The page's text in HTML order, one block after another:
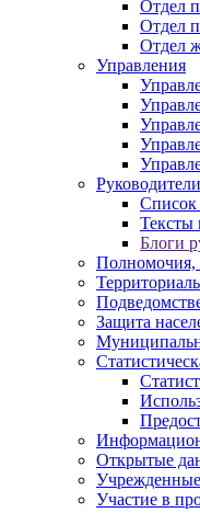
Отдел
Отдел
Отдел
Управления
Руководители
Список
Тексты
Блоги
Полномочия,
Защита
Открытые
Участие в